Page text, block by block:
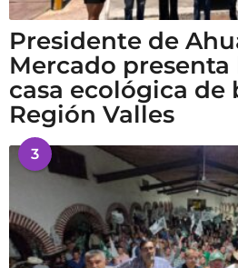
Presidente de
Mercado
casa ecológica de
Región Valles
3